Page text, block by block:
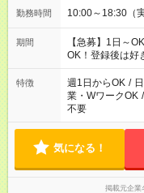
勤務時間 10:00～18:30（
期間
【急募】1日～
OK！登録後は好
特徴 週1日からOK /
業・WワークOK /
不要
気になる！
掲載元企業